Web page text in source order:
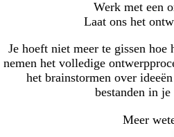
Werk met een
Laat ons het
Je hoeft niet meer te gissen
nemen het volledige
het brainstormen over
bestanden in je
Meer